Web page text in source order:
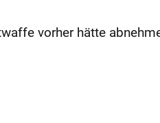
vorher hätte